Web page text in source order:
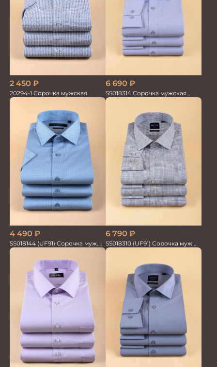
2 450 ₽
20294-1 Сорочка мужская
6 690 ₽
SS018314 Сорочка мужская
GROSTYLE TRENDY
4 490 ₽
SS018144 (UF91) Сорочка муж.
кр.рук. GROSTYLE PRIME
6 790 ₽
SS018310 (UF91) Сорочка муж.
GROSTYLE TRENDY